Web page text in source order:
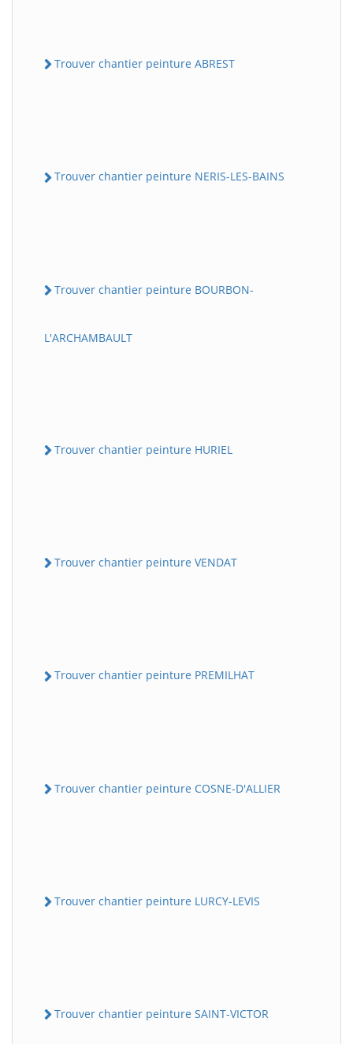
Trouver chantier peinture ABREST
Trouver chantier peinture NERIS-LES-BAINS
Trouver chantier peinture BOURBON-
L'ARCHAMBAULT
Trouver chantier peinture HURIEL
Trouver chantier peinture VENDAT
Trouver chantier peinture PREMILHAT
Trouver chantier peinture COSNE-D'ALLIER
Trouver chantier peinture LURCY-LEVIS
Trouver chantier peinture SAINT-VICTOR